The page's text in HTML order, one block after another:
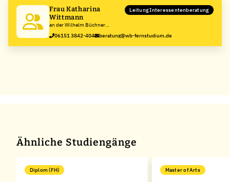
Frau Katharina
Wittmann
an der Wilhelm Büchner
Hochschule
Leitung Interessentenberatung
06151 3842-404 beratung@wb-fernstudium.de
Ähnliche Studiengänge
Diplom (FH) Master of Arts